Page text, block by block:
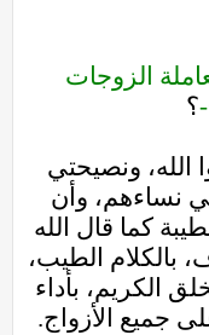
الزوجات
؟
الله، ونصيحتي
في نساءهم، وأن
كما قال الله
بالكلام الطيب،
الكريم، بأداء
جميع الأزواج.